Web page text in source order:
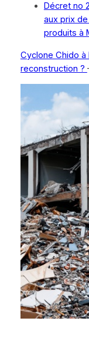
Décret no
aux prix
produits à
Cyclone Chido
reconstruction ?